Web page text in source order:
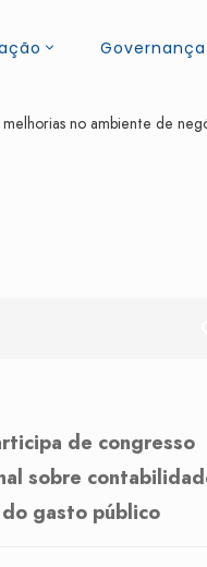
Governança
no ambiente de
de congresso
sobre
gasto público